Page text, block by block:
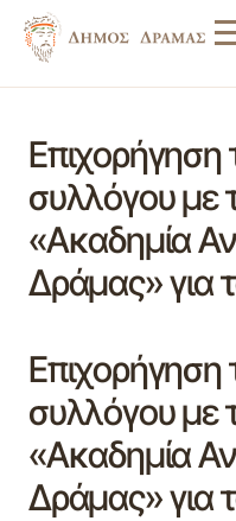
Επιχορήγηση
συλλόγου με
«Ακαδημία
Δράμας» για
Επιχορήγηση
συλλόγου με
«Ακαδημία
Δράμας» για